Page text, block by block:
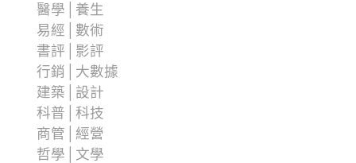
醫學│養生
易經│數術
書評│影評
行銷│大數據
建築│設計
科普│科技
商管│經營
哲學│文學